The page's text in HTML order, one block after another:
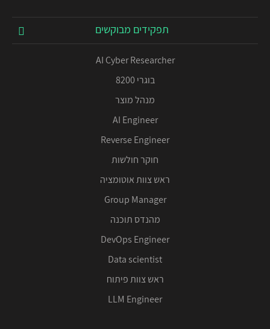
תפקידים מבוקשים
AI Cyber Researcher
בוגרי 8200
מנהל מוצר
AI Engineer
Reverse Engineer
חוקר חולשות
ראש צוות אוטומציה
Group Manager
מהנדס תוכנה
DevOps Engineer
Data scientist
ראש צוות פיתוח
LLM Engineer